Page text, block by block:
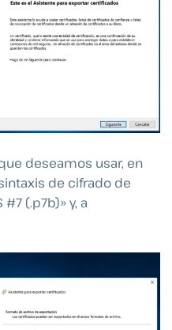
deseamos usar, en
de cifrado de
(.p7b)» y, a